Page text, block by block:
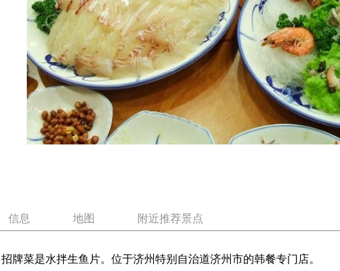
信息 地图 附近推荐景点
牌菜是水拌生鱼片。位于济州特别自治道济州市的韩餐专门店。